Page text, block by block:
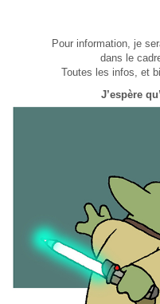
Pour information, je
dans le
Toutes les infos, et
J’espère